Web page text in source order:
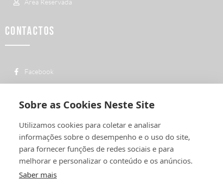
Sobre as Cookies Neste Site
Utilizamos cookies para coletar e analisar
informações sobre o desempenho e o uso do site,
para fornecer funções de redes sociais e para
melhorar e personalizar o conteúdo e os anúncios.
Saber mais
Área Reservada
CONTACTOS
Facebook
nacional
Rua de Outeiro nº 2132
4760-312 Vila Nova de Famalicão